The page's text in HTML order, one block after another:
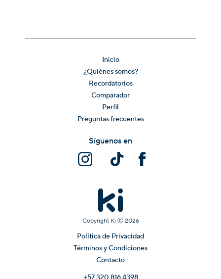
Inicio
¿Quiénes somos?
Recordatorios
Comparador
Perfil
Preguntas frecuentes
Copyright Ki ⓒ 2026
Política de Privacidad
Términos y Condiciones
Contacto
Síguenos en